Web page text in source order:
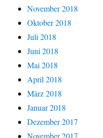
November 2018
Oktober 2018
Juli 2018
Juni 2018
Mai 2018
April 2018
März 2018
Januar 2018
Dezember 2017
November 2017